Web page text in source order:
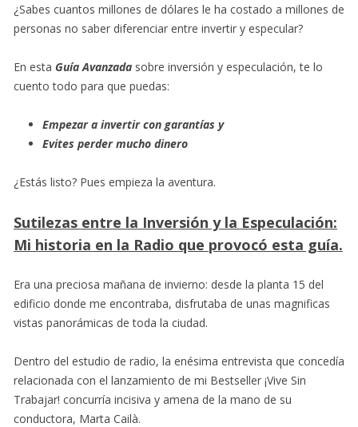
¿Sabes cuantos millones de dólares le ha costado a millones de
personas no saber diferenciar entre invertir y especular?
En esta Guía Avanzada sobre inversión y especulación, te lo
cuento todo para que puedas:
Empezar a invertir con garantías y
Evites perder mucho dinero
¿Estás listo? Pues empieza la aventura.
Sutilezas entre la Inversión y la Especulación:
Mi historia en la Radio que provocó esta guía.
Era una preciosa mañana de invierno: desde la planta 15 del
edificio donde me encontraba, disfrutaba de unas magnificas
vistas panorámicas de toda la ciudad.
Dentro del estudio de radio, la enésima entrevista que concedía
relacionada con el lanzamiento de mi Bestseller ¡Vive Sin
Trabajar! concurría incisiva y amena de la mano de su
conductora, Marta Cailà.